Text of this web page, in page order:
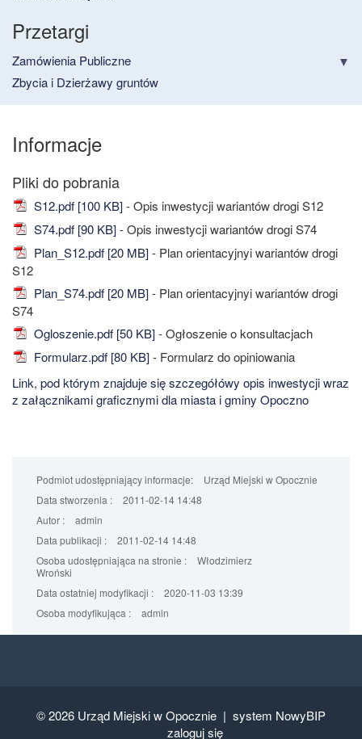
Przetargi
Zamówienia Publiczne
Zbycia i Dzierżawy gruntów
Informacje
S12.pdf [100 KB]- Opis inwestycji wariantów drogi S12
S74.pdf [90 KB]- Opis inwestycji wariantów drogi S74
Plan_S12.pdf [20 MB]- Plan orientacyjnyi wariantów drogi
S12
Plan_S74.pdf [20 MB]- Plan orientacyjnyi wariantów drogi
S74
Ogloszenie.pdf [50 KB]- Ogłoszenie o konsultacjach
Formularz.pdf [80 KB]- Formularz do opiniowania
Link, pod którym znajduje się szczegółówy opis inwestycji wraz
z załącznikami graficznymi dla miasta i gminy Opoczno
Podmiot udostępniający informacje:
Urząd Miejski w Opocznie
Data stworzenia :
2011-02-14 14:48
Autor :
admin
Data publikacji :
2011-02-14 14:48
Osoba udostępniająca na stronie :
Włodzimierz
Wroński
Data ostatniej modyfikacji :
2020-11-03 13:39
Osoba modyfikująca :
admin
© 2026 Urząd Miejski w Opocznie | system NowyBIP
zaloguj się